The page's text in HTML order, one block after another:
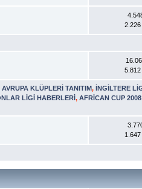
AVRUPA KLÜPLERİ TANITIM,İNGİLTERE
LİGİ HABERLERİ,AFRİCAN CUP